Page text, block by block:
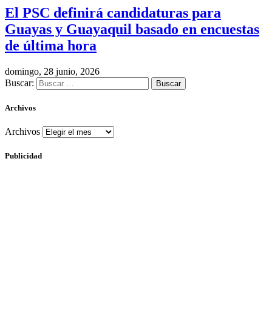
El PSC definirá candidaturas para
Guayas y Guayaquil basado en encuestas
de última hora
domingo, 28 junio, 2026
Buscar:
Archivos
Archivos
Publicidad